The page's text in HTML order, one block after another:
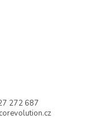
272 687